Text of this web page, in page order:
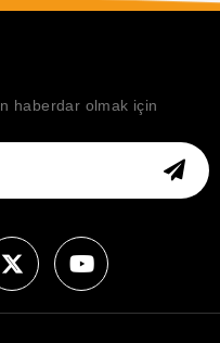
haberdar olmak için